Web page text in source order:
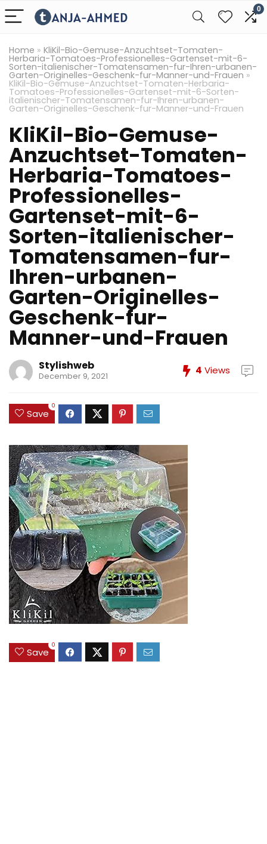
0
Home » KliKil-Bio-Gemuse-Anzuchtset-Tomaten-
Herbaria-Tomatoes-Professionelles-Gartenset-mit-6-
Sorten-italienischer-Tomatensamen-fur-Ihren-urbanen-
Garten-Originelles-Geschenk-fur-Manner-und-Frauen »
KliKil-Bio-Gemuse-Anzuchtset-Tomaten-Herbaria-
Tomatoes-Professionelles-Gartenset-mit-6-Sorten-
italienischer-Tomatensamen-fur-Ihren-urbanen-
Garten-Originelles-Geschenk-fur-Manner-und-Frauen
KliKil-Bio-Gemuse-
Anzuchtset-Tomaten-
Herbaria-Tomatoes-
Professionelles-
Gartenset-mit-6-
Sorten-italienischer-
Tomatensamen-fur-
Ihren-urbanen-
Garten-Originelles-
Geschenk-fur-
Manner-und-Frauen
Stylishweb
December 9, 2021 4 Views
Save
0
Save
0